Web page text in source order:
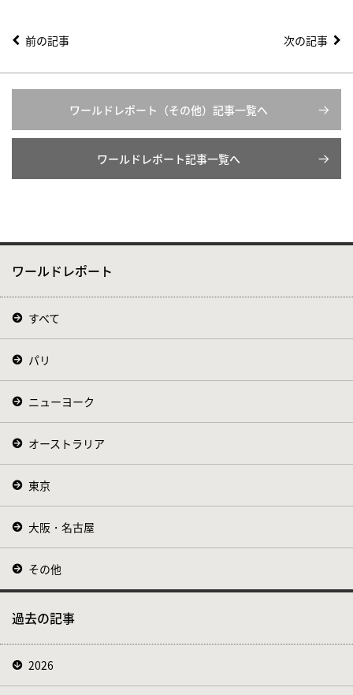
前の記事 次の記事
ワールドレポート（その他）記事一覧へ
ワールドレポート記事一覧へ
ワールドレポート
すべて
パリ
ニューヨーク
オーストラリア
東京
大阪・名古屋
その他
過去の記事
2026